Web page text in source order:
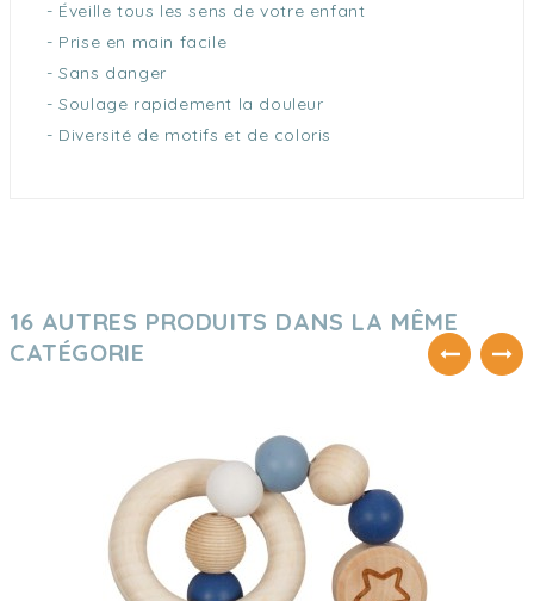
- Éveille tous les sens de votre enfant
- Prise en main facile
- Sans danger
- Soulage rapidement la douleur
- Diversité de motifs et de coloris
16 AUTRES PRODUITS DANS LA MÊME
CATÉGORIE